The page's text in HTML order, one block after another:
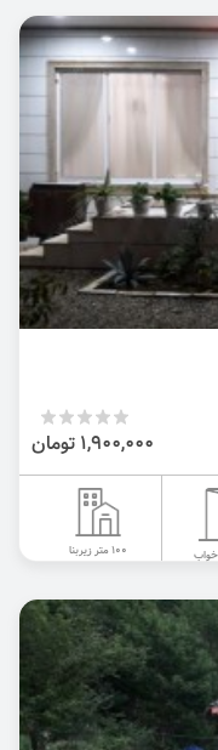
1,900,000 تومان
100 متر زیربنا